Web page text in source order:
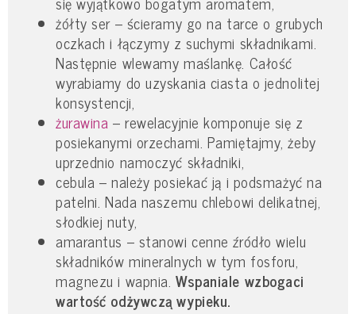
żółty ser – ścieramy go na tarce o grubych
oczkach i łączymy z suchymi składnikami.
Następnie wlewamy maślankę. Całość
wyrabiamy do uzyskania ciasta o jednolitej
konsystencji,
żurawina – rewelacyjnie komponuje się z
posiekanymi orzechami. Pamiętajmy, żeby
uprzednio namoczyć składniki,
cebula – należy posiekać ją i podsmażyć na
patelni. Nada naszemu chlebowi delikatnej,
słodkiej nuty,
amarantus – stanowi cenne źródło wielu
składników mineralnych w tym fosforu,
magnezu i wapnia. Wspaniale wzbogaci
wartość odżywczą wypieku.